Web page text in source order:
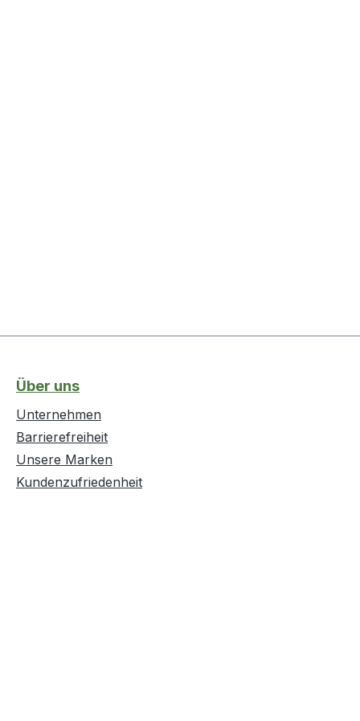
Über uns
Unternehmen
Barrierefreiheit
Unsere Marken
Kundenzufriedenheit